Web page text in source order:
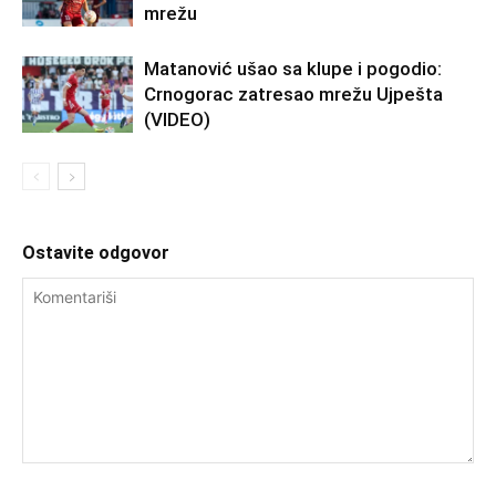
mrežu
Matanović ušao sa klupe i pogodio:
Crnogorac zatresao mrežu Ujpešta
(VIDEO)
Ostavite odgovor